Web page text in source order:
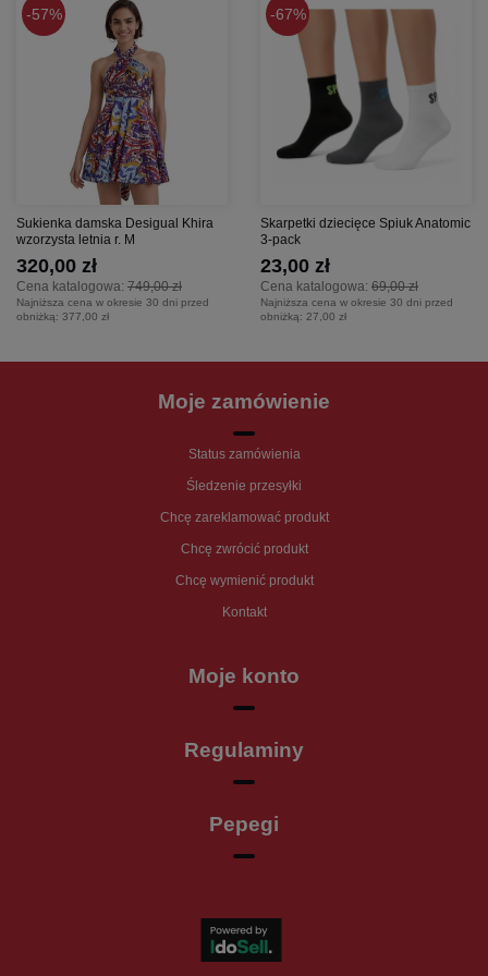
57%
Sukienka damska Desigual Khira
wzorzysta letnia r. M
Cena katalogowa: 749,00 zł
320,00 zł
Najniższa cena w okresie 30 dni przed
obniżką: 377,00 zł
67%
Skarpetki dziecięce Spiuk Anatomic
3-pack
Cena katalogowa: 69,00 zł
23,00 zł
Najniższa cena w okresie 30 dni przed
obniżką: 27,00 zł
Moje zamówienie
Status zamówienia
Śledzenie przesyłki
Chcę zareklamować produkt
Chcę zwrócić produkt
Chcę wymienić produkt
Kontakt
Moje konto
Regulaminy
Pepegi